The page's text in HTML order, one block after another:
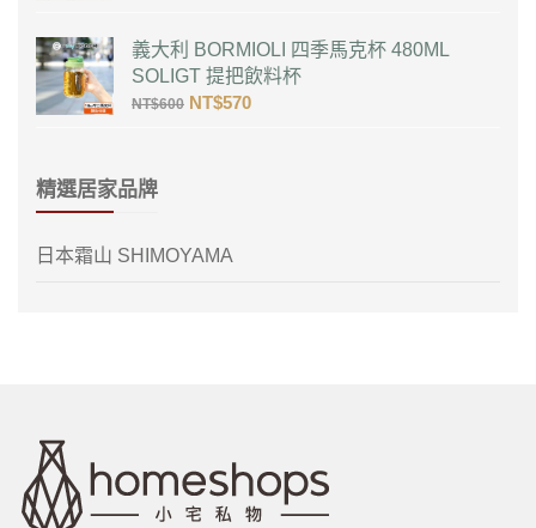
義大利 BORMIOLI 四季馬克杯 480ML
SOLIGT 提把飲料杯
NT$600 NT$570
精選居家品牌
日本霜山 SHIMOYAMA